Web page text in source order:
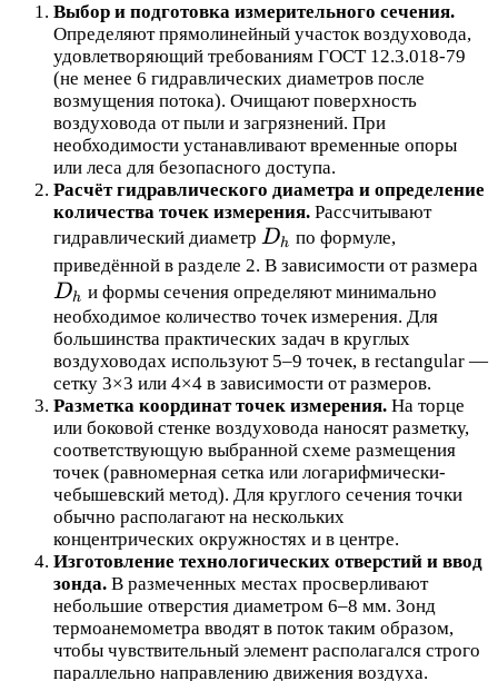
Выбор и подготовка измерительного сечения.
Определяют прямолинейный участок воздуховода,
удовлетворяющий требованиям ГОСТ 12.3.018-79
(не менее 6 гидравлических диаметров после
возмущения потока). Очищают поверхность
воздуховода от пыли и загрязнений. При
необходимости устанавливают временные опоры
или леса для безопасного доступа.
Расчёт гидравлического диаметра и определение
количества точек измерения. Рассчитывают
гидравлический диаметр D_h
Dh по формуле,
приведённой в разделе 2. В зависимости от размера
Dh и формы сечения определяют минимально
необходимое количество точек измерения. Для
большинства практических задач в круглых
воздуховодах используют 5–9 точек, в rectangular —
сетку 3×3 или 4×4 в зависимости от размеров.
Разметка координат точек измерения. На торце
или боковой стенке воздуховода наносят разметку,
соответствующую выбранной схеме размещения
точек (равномерная сетка или логарифмически-
чебышевский метод). Для круглого сечения точки
обычно располагают на нескольких
концентрических окружностях и в центре.
Изготовление технологических отверстий и ввод
зонда. В размеченных местах просверливают
небольшие отверстия диаметром 6–8 мм. Зонд
термоанемометра вводят в поток таким образом,
чтобы чувствительный элемент располагался строго
параллельно направлению движения воздуха.